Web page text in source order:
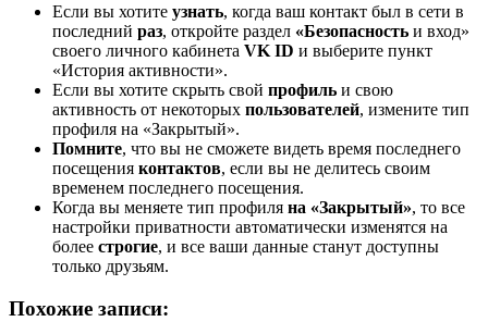
Если вы хотите узнать, когда ваш контакт был в сети в
последний раз, откройте раздел «Безопасность и вход»
своего личного кабинета VK ID и выберите пункт
«История активности».
Если вы хотите скрыть свой профиль и свою
активность от некоторых пользователей, измените тип
профиля на «Закрытый».
Помните, что вы не сможете видеть время последнего
посещения контактов, если вы не делитесь своим
временем последнего посещения.
Когда вы меняете тип профиля на «Закрытый», то все
настройки приватности автоматически изменятся на
более строгие, и все ваши данные станут доступны
только друзьям.
Похожие записи: